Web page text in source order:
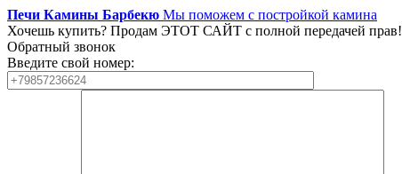
Печи Камины Барбекю Мы поможем с постройкой камина
Хочешь купить? Продам ЭТОТ САЙТ с полной передачей прав!
Обратный звонок
Введите свой номер: